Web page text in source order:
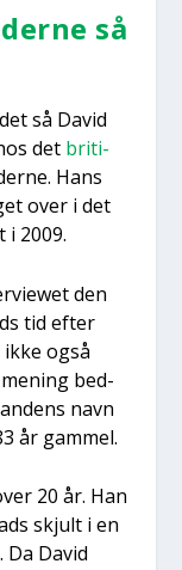
så
så David
det bri­ti­
Hans
over i det
2009.
den
tid efter
også
bed­
navn
år gam­mel.
20 år. Han
skjult i en
Da David